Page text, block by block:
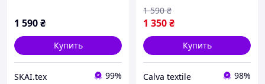
1 590₴
Купить
SKAI.tex 99%
1 350₴
1 590 ₴
Купить
Calva textile 98%